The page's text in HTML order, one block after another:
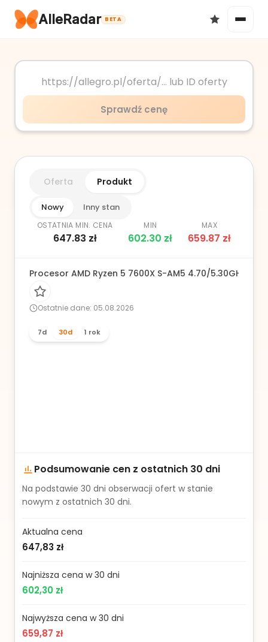
AlleRadar BETA
Okazje
Sprawdź cenę
Oferta Produkt
Nowy Inny stan
OSTATNIA MIN. CENA
647.83 zł
MIN
602.30 zł
MAX
659.87 zł
Procesor AMD Ryzen 5 7600X S-AM5 4.70/5.30GHz BOX
Ostatnie dane: 05.08.2026
7d 30d 1 rok
Podsumowanie cen z ostatnich 30 dni
Na podstawie 30 dni obserwacji ofert w stanie
nowym z ostatnich 30 dni.
Aktualna cena
647,83 zł
Najniższa cena w 30 dni
602,30 zł
Najwyższa cena w 30 dni
659,87 zł